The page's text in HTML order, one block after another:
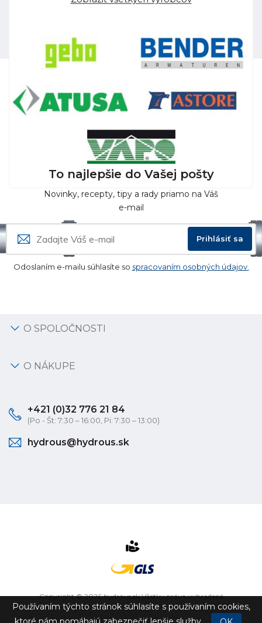
To najlepšie do Vašej pošty
Novinky, recepty, tipy a rady priamo na Váš
e-mail
Prihlásiť sa
Odoslaním e-mailu súhlasíte so spracovaním osobných údajov.
O SPOLOČNOSTI
O NÁKUPE
+421 (0)32 776 21 84
(Po - Št: 7:30 – 16:00, Pi: 7:30 – 13:00)
hydrous@hydrous.sk
Copyright © 2026 hydrous.sk Všetky práva vyhradené
eshop na mieruvytvorilovibration.sk
Používaním týchto stránok súhlasíte s používaním cookies,